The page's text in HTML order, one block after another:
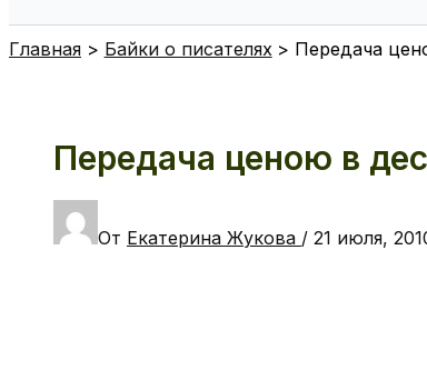
Главная Байки о писателях Передача
Передача ценою в
От Екатерина Жукова / 21 июля,